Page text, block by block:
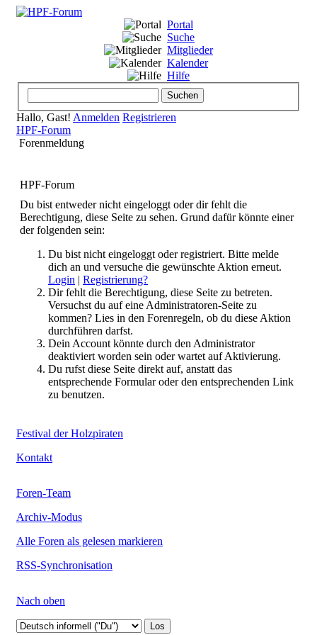
Portal
Suche
Mitglieder
Kalender
Hilfe
Hallo, Gast! Anmelden Registrieren
HPF-Forum
Forenmeldung
HPF-Forum
Du bist entweder nicht eingeloggt oder dir fehlt die
Berechtigung, diese Seite zu sehen. Grund dafür könnte einer
der folgenden sein:
Du bist nicht eingeloggt oder registriert. Bitte melde
dich an und versuche die gewünschte Aktion erneut.
Login | Registrierung?
Dir fehlt die Berechtigung, diese Seite zu betreten.
Versuchst du auf eine Administratoren-Seite zu
kommen? Lies in den Forenregeln, ob du diese Aktion
durchführen darfst.
Dein Account könnte durch den Administrator
deaktiviert worden sein oder wartet auf Aktivierung.
Du rufst diese Seite direkt auf, anstatt das
entsprechende Formular oder den entsprechenden Link
zu benutzen.
Festival der Holzpiraten
Kontakt
Foren-Team
Archiv-Modus
Alle Foren als gelesen markieren
RSS-Synchronisation
Nach oben